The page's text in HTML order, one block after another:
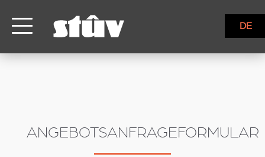
DE
ANGEBOTSANFRAGEFORMULAR